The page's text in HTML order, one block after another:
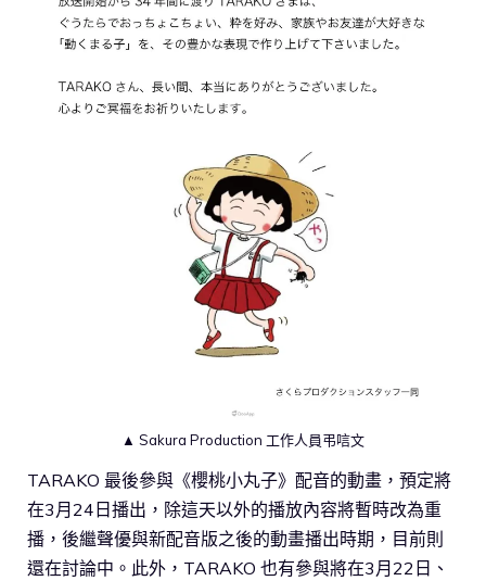
▲ Sakura Production 工作人員弔唁文
TARAKO 最後參與《櫻桃小丸子》配音的動畫，預定將
在3月24日播出，除這天以外的播放內容將暫時改為重
播，後繼聲優與新配音版之後的動畫播出時期，目前則
還在討論中。此外，TARAKO 也有參與將在3月22日、